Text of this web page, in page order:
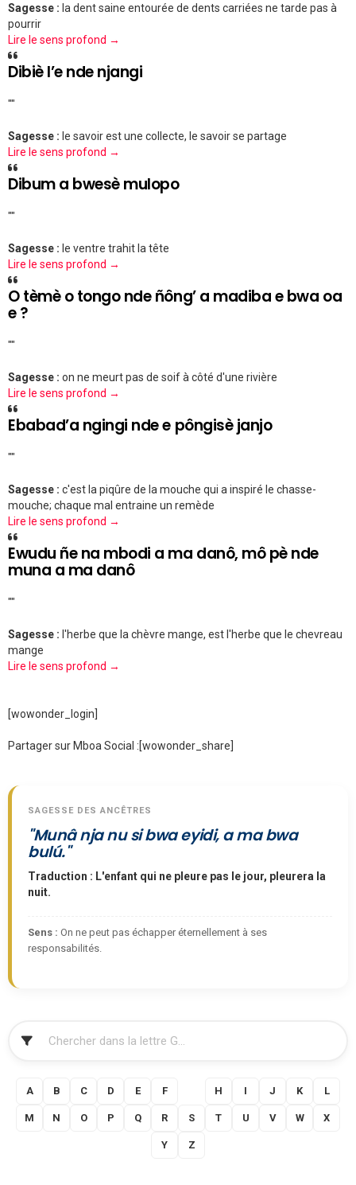
Sagesse : la dent saine entourée de dents carriées ne tarde pas à
pourrir
Lire le sens profond →
Dibiè l’e nde njangi
""
Sagesse : le savoir est une collecte, le savoir se partage
Lire le sens profond →
Dibum a bwesè mulopo
""
Sagesse : le ventre trahit la tête
Lire le sens profond →
O tèmè o tongo nde ñông’ a madiba e bwa oa
e ?
""
Sagesse : on ne meurt pas de soif à côté d'une rivière
Lire le sens profond →
Ebabad’a ngingi nde e pôngisè janjo
""
Sagesse : c'est la piqûre de la mouche qui a inspiré le chasse-
mouche; chaque mal entraine un remède
Lire le sens profond →
Ewudu ñe na mbodi a ma danô, mô pè nde
muna a ma danô
""
Sagesse : l'herbe que la chèvre mange, est l'herbe que le chevreau
mange
Lire le sens profond →
[wowonder_login]
Partager sur Mboa Social :[wowonder_share]
SAGESSE DES ANCÊTRES
"Munâ nja nu si bwa eyidi, a ma bwa
bulú."
Traduction : L'enfant qui ne pleure pas le jour, pleurera la
nuit.
Sens : On ne peut pas échapper éternellement à ses
responsabilités.
A B C D E F H I J K L
M N O P Q R S T U V W X
Y Z